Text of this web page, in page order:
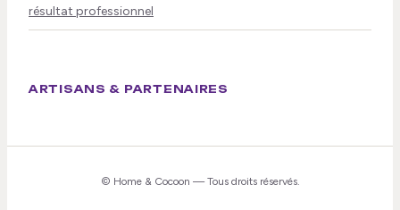
résultat professionnel
ARTISANS & PARTENAIRES
© Home & Cocoon — Tous droits réservés.